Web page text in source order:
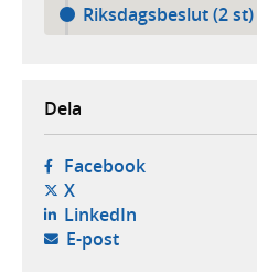
Riksdagsbeslut (2 st)
Dela
Facebook- öppnas i ny
X- öppnas i ny flik,
LinkedIn- öppnas i ny
E-post- öppnar din e-